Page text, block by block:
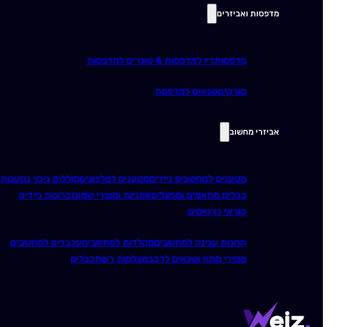
מדפסות ואביזרים
מדפסותדיו למדפסות & טונרים למדפסות
סורקיםשנאים למדפסת
אביזרי מחשוב
מטענים למחשבים ניידיםמטענים לטלפוניםסוללות גיבוי נטענות
כבלים מתאמים ומפצליםאוזניות ומוצרי שמעזכרונות ניידים
קוראי כרטיסים
תחנות עגינה למחשביםמקלדות למחשביםעכברים למחשבים
ממירי מתח ושנאים לרכבמצלמות רשתכבלים